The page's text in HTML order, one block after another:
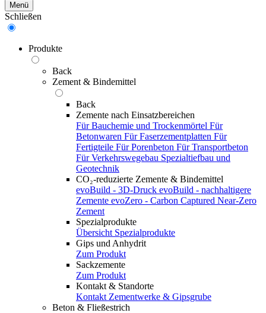
Menü
Schließen
Produkte
Back
Zement & Bindemittel
Back
Zemente nach Einsatzbereichen
Für Bauchemie und Trockenmörtel Für
Betonwaren Für Faserzementplatten Für
Fertigteile Für Porenbeton Für Transportbeton
Für Verkehrswegebau Spezialtiefbau und
Geotechnik
CO₂-reduzierte Zemente & Bindemittel
evoBuild - 3D-Druck evoBuild - nachhaltigere
Zemente evoZero - Carbon Captured Near-Zero
Zement
Spezialprodukte
Übersicht Spezialprodukte
Gips und Anhydrit
Zum Produkt
Sackzemente
Zum Produkt
Kontakt & Standorte
Kontakt Zementwerke & Gipsgrube
Beton & Fließestrich